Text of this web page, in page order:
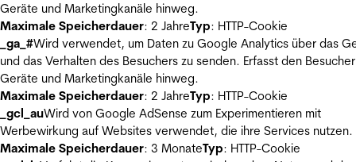
Geräte und Marketingkanäle hinweg.
Maximale Speicherdauer: 2 JahreTyp: HTTP-Cookie
_ga_#Wird verwendet, um Daten zu Google Analytics über das
und das Verhalten des Besuchers zu senden. Erfasst den
Geräte und Marketingkanäle hinweg.
Maximale Speicherdauer: 2 JahreTyp: HTTP-Cookie
_gcl_auWird von Google AdSense zum Experimentieren mit
Werbewirkung auf Websites verwendet, die ihre Services nutzen.
Maximale Speicherdauer: 3 MonateTyp: HTTP-Cookie